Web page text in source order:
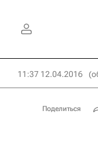
11:37 12.04.2016
Поделиться